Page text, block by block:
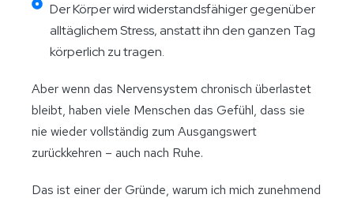
Der Körper wird widerstandsfähiger gegenüber
alltäglichem Stress, anstatt ihn den ganzen Tag
körperlich zu tragen.
Aber wenn das Nervensystem chronisch überlastet
bleibt, haben viele Menschen das Gefühl, dass sie
nie wieder vollständig zum Ausgangswert
zurückkehren – auch nach Ruhe.
Das ist einer der Gründe, warum ich mich zunehmend